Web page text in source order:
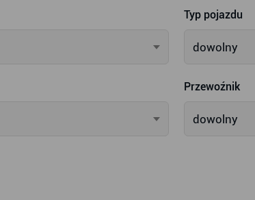
Typ pojazdu
dowolny
Przewoźnik
dowolny